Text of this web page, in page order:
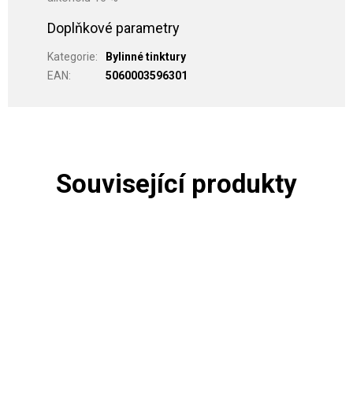
Doplňkové parametry
Kategorie:
Bylinné tinktury
EAN: 5060003596301
Související produkty